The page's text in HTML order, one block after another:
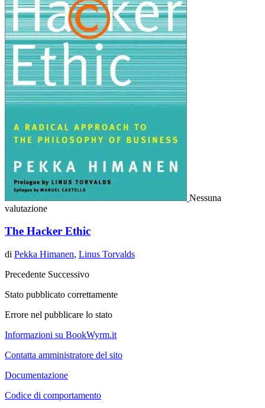
Nessuna
valutazione
The Hacker Ethic
di Pekka Himanen, Linus Torvalds
Precedente Successivo
Stato pubblicato correttamente
Errore nel pubblicare lo stato
Informazioni su BookWyrm.it
Contatta amministratore del sito
Documentazione
Codice di comportamento